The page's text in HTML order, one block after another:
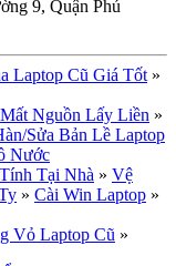
9, Quận Phú
Laptop Cũ Giá Tốt »
Nguồn Lấy Liền »
Sửa Bản Lề Laptop
Nước
Tại Nhà » Vệ
» Cài Win Laptop »
Vỏ Laptop Cũ »